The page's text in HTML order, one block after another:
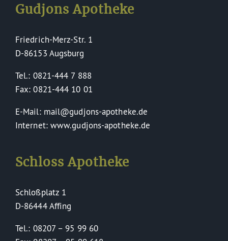
Gudjons Apotheke
Friedrich-Merz-Str. 1
D-86153 Augsburg
Tel.: 0821-444 7 888
Fax: 0821-444 10 01
E-Mail: mail@gudjons-apotheke.de
Internet: www.gudjons-apotheke.de
Schloss Apotheke
Schloßplatz 1
D-86444 Affing
Tel.: 08207 – 95 99 60